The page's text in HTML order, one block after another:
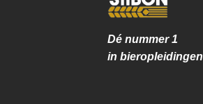
Dé nummer1
in bieropleidingen